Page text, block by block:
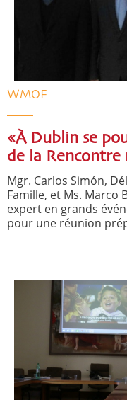
WMOF
«À Dublin se
de la Rencontre
Mgr. Carlos Simón,
Famille, et Ms.
expert en grands
pour une réunion